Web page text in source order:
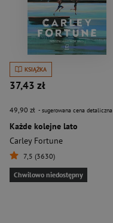
KSIĄŻKA
37,43 zł
49,90 zł - sugerowana cena detaliczna
Każde kolejne lato
Carley Fortune
7,5 (3630)
Chwilowo niedostępny